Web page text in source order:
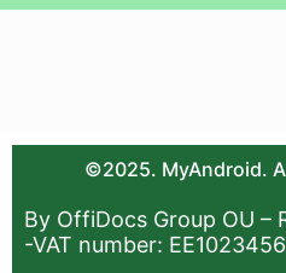
©2025. MyAndroid.
By OffiDocs Group OU –
-VAT number: